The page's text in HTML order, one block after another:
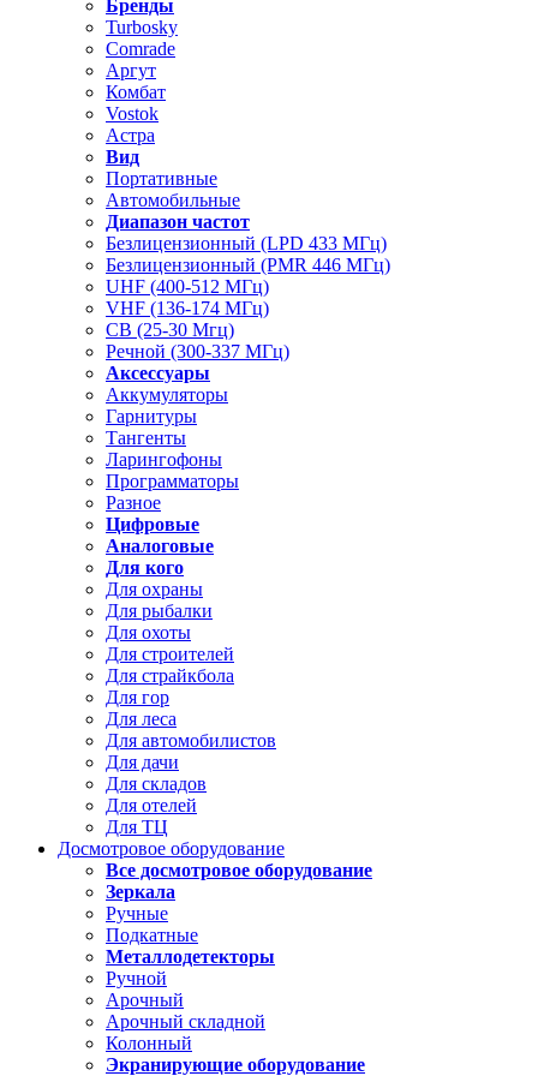
Бренды
Turbosky
Comrade
Аргут
Комбат
Vostok
Астра
Вид
Портативные
Автомобильные
Диапазон частот
Безлицензионный (LPD 433 МГц)
Безлицензионный (PMR 446 МГц)
UHF (400-512 МГц)
VHF (136-174 МГц)
CB (25-30 Мгц)
Речной (300-337 МГц)
Аксессуары
Аккумуляторы
Гарнитуры
Тангенты
Ларингофоны
Программаторы
Разное
Цифровые
Аналоговые
Для кого
Для охраны
Для рыбалки
Для охоты
Для строителей
Для страйкбола
Для гор
Для леса
Для автомобилистов
Для дачи
Для складов
Для отелей
Для ТЦ
Досмотровое оборудование
Все досмотровое оборудование
Зеркала
Ручные
Подкатные
Металлодетекторы
Ручной
Арочный
Арочный складной
Колонный
Экранирующие оборудование